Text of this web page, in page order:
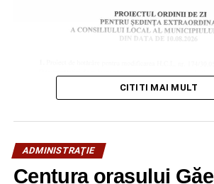
CITITI MAI MULT
ADMINISTRAŢIE
Centura orașului